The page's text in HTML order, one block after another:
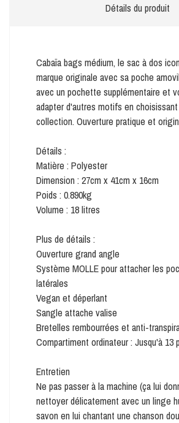
Détails du produit
Cabaïa bags médium, le sac à dos
marque originale avec sa poche
avec un pochette supplémentaire et
adapter d'autres motifs en
collection. Ouverture pratique et
Détails :
Matière : Polyester
Dimension : 27cm x 41cm x 16cm
Poids : 0.890kg
Volume : 18 litres
Plus de détails :
Ouverture grand angle
Système MOLLE pour attacher les
latérales
Vegan et déperlant
Sangle attache valise
Bretelles rembourrées et anti-
Compartiment ordinateur : Jusqu'à 13
Entretien
Ne pas passer à la machine (ça lui
nettoyer délicatement avec un linge
savon en lui chantant une chanson dou